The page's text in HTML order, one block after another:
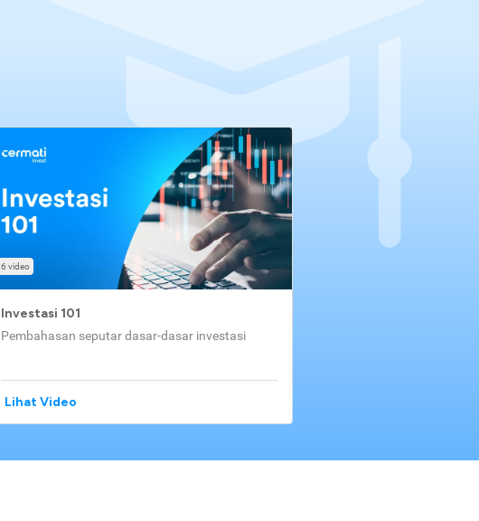
6 video
Investasi 101
Pembahasan seputar dasar-dasar investasi
Lihat Video